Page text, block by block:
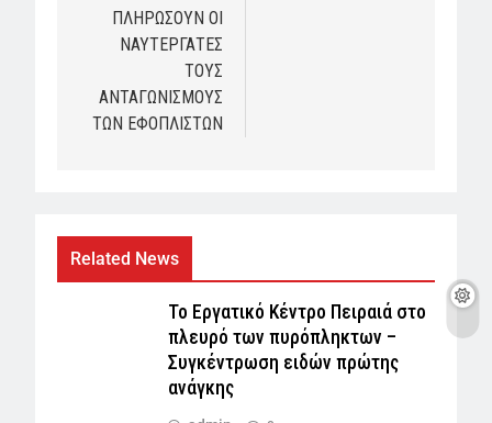
ΠΛΗΡΩΣΟΥΝ ΟΙ
ΝΑΥΤΕΡΓΑΤΕΣ
ΤΟΥΣ
ΑΝΤΑΓΩΝΙΣΜΟΥΣ
ΤΩΝ ΕΦΟΠΛΙΣΤΩΝ
Related News
Το Εργατικό Κέντρο Πειραιά στο
πλευρό των πυρόπληκτων –
Συγκέντρωση ειδών πρώτης
ανάγκης